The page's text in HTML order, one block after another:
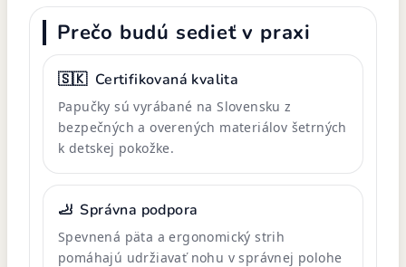
Prečo budú sedieť v praxi
🇸🇰 Certifikovaná kvalita
Papučky sú vyrábané na Slovensku z
bezpečných a overených materiálov šetrných
k detskej pokožke.
🦶 Správna podpora
Spevnená päta a ergonomický strih
pomáhajú udržiavať nohu v správnej polohe